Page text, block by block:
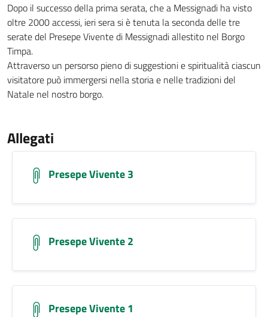
Dopo il successo della prima serata, che a Messignadi ha visto
oltre 2000 accessi, ieri sera si è tenuta la seconda delle tre
serate del Presepe Vivente di Messignadi allestito nel Borgo
Timpa.
Attraverso un persorso pieno di suggestioni e spiritualità ciascun
visitatore può immergersi nella storia e nelle tradizioni del
Natale nel nostro borgo.
Allegati
Presepe Vivente 3
Presepe Vivente 2
Presepe Vivente 1